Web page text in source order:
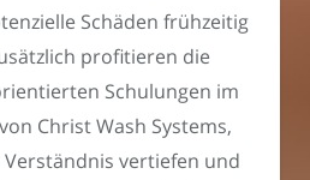
Schäden frühzeitig
profitieren die
Schulungen im
Christ Wash Systems,
vertiefen und